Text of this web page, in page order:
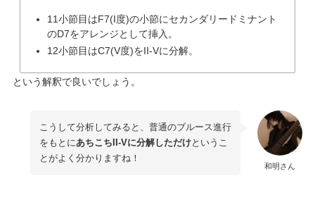
11小節目はF7(I度)の小節にセカンダリードミナント
のD7をアレンジとして挿入。
12小節目はC7(V度)をII-Vに分解。
という解釈で良いでしょう。
和明さん
こうして分析してみると、普通のブルース進行
をもとにあちこちII-Vに分解しただけというこ
とがよく分かりますね！